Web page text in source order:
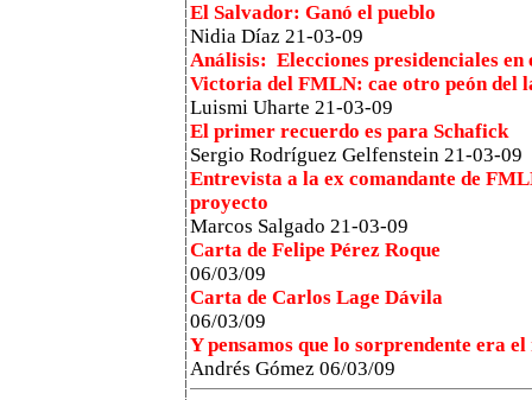
El Salvador: Ganó el pueblo
Nidia Díaz 21-03-09
Análisis: Elecciones presidenciales en
Victoria del FMLN: cae otro peón del
Luismi Uharte 21-03-09
El primer recuerdo es para Schafick
Sergio Rodríguez Gelfenstein 21-03-09
Entrevista a la ex comandante de
proyecto
Marcos Salgado 21-03-09
Carta de Felipe Pérez Roque
06/03/09
Carta de Carlos Lage Dávila
06/03/09
Y pensamos que lo sorprendente era
Andrés Gómez 06/03/09